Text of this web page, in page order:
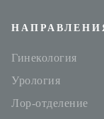
Стационарная
Ведение
Стоматология
Гинекология
Урология
Лор-отделение